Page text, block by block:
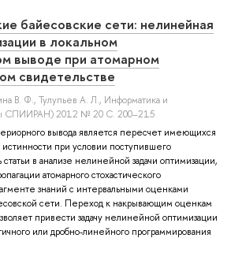
байесовские сети: нелинейная
в локальном
выводе при атомарном
свидетельстве
В. Ф., Тулупьев А. Л., Информатика и
СПИИРАН) 2012 № 20 С. 200–215
вывода является пересчет имеющихся
при условии поступившего
в анализе нелинейной задачи оптимизации,
атомарного стохастического
знаний с интервальными оценками
сети. Переход к накрывающим оценкам
привести задачу нелинейной оптимизации
или дробно-линейного программирования